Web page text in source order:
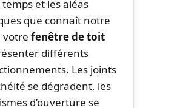
temps et les aléas
que connaît notre
votre fenêtre de toit
différents
Les joints
se dégradent, les
d’ouverture se